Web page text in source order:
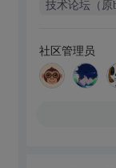
技术论坛（原
社区管理员